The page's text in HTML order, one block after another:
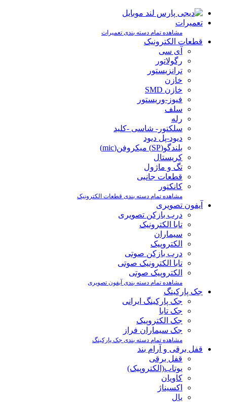
تعمیرات
مشاهده تمام دسته بندی تعمیرات
قطعات الکترونیک
آی سی
رگولاتور
ترانزیستور
خازن
خازن SMD
فیوز-وریستور
سلف
رله
سلکتور- شاسی -کلید
دیود-پل دیود
بلندگو(SP) میکروفن(mic)
کریستال
تگ و ماژول
قطعات جانبی
کانکتور
مشاهده تمام دسته بندی قطعات الکترونیک
آیفون تصویری
درب بازکن تصویری
تابا الکترونیک
سیماران
الکتروپیک
درب بازکن صوتی
تابا الکترونیک صوتی
الکتروپیک صوتی
مشاهده تمام دسته بندی آیفون تصویری
جک پارکینگ
جک پارکینگ ایرانی
جک تابا
جک الکتروپیک
جک سیماران فراز
مشاهده تمام دسته بندی جک پارکینگ
قفل برقی و آرام بند
قفل برقی
یوتاب(الکتروپیک)
کاویان
اکسیناژ
یال